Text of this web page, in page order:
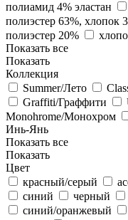
полиамид 4% эластан
полиэстер 63%, хлопок
полиэстер 20%
Показать все
Показать
Коллекция
Summer/Лето
Graffiti/Граффити
Monohrome/Монохром
Инь-Янь
Показать все
Показать
Цвет
красный/серый
синий
черный
синий/оранжевый